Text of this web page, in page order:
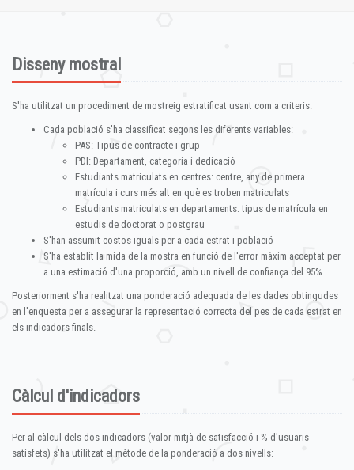
Disseny mostral
S'ha utilitzat un procediment de mostreig estratificat usant com a criteris:
Cada població s'ha classificat segons les diferents variables:
PAS: Tipus de contracte i grup
PDI: Departament, categoria i dedicació
Estudiants matriculats en centres: centre, any de primera
matrícula i curs més alt en què es troben matriculats
Estudiants matriculats en departaments: tipus de matrícula en
estudis de doctorat o postgrau
S'han assumit costos iguals per a cada estrat i població
S'ha establit la mida de la mostra en funció de l'error màxim acceptat per
a una estimació d'una proporció, amb un nivell de confiança del 95%
Posteriorment s'ha realitzat una ponderació adequada de les dades obtingudes
en l'enquesta per a assegurar la representació correcta del pes de cada estrat en
els indicadors finals.
Càlcul d'indicadors
Per al càlcul dels dos indicadors (valor mitjà de satisfacció i % d'usuaris
satisfets) s'ha utilitzat el mètode de la ponderació a dos nivells: